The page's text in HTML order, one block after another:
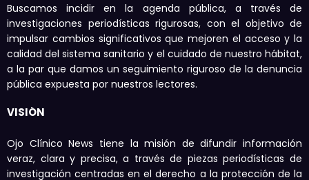
Buscamos incidir en la agenda pública, a través de
investigaciones periodísticas rigurosas, con el objetivo de
impulsar cambios significativos que mejoren el acceso y la
calidad del sistema sanitario y el cuidado de nuestro hábitat,
a la par que damos un seguimiento riguroso de la denuncia
pública expuesta por nuestros lectores.
VISIÓN
Ojo Clínico News tiene la misión de difundir información
veraz, clara y precisa, a través de piezas periodísticas de
investigación centradas en el derecho a la protección de la